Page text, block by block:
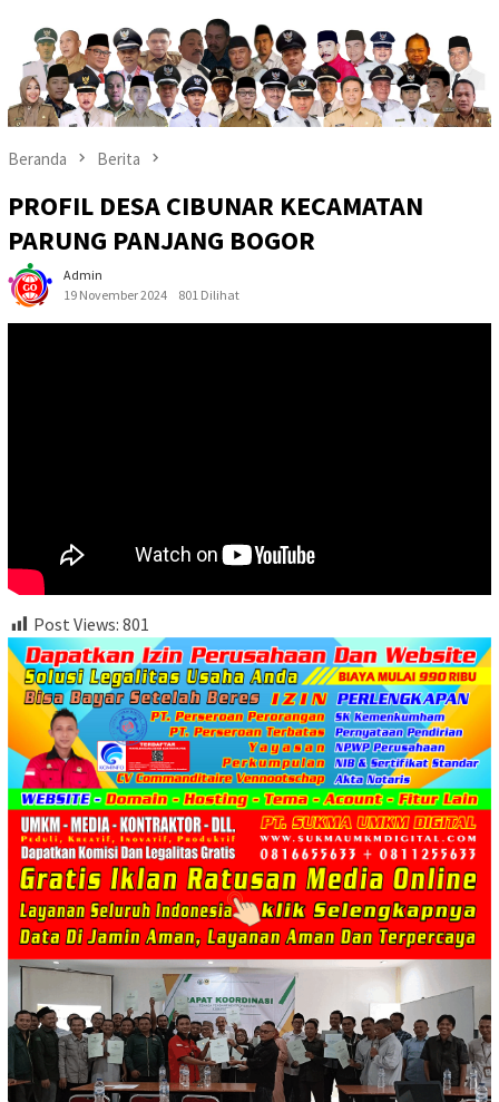
Beranda Berita
PROFIL DESA CIBUNAR KECAMATAN
PARUNG PANJANG BOGOR
Admin
19 November 2024
801 Dilihat
Post Views: 801